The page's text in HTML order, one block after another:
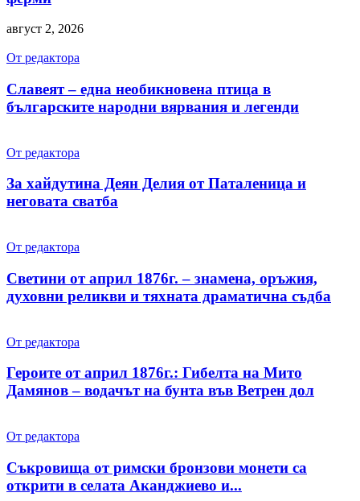
август 2, 2026
От редактора
Славеят – една необикновена птица в
българските народни вярвания и легенди
От редактора
За хайдутина Деян Делия от Паталеница и
неговата сватба
От редактора
Светини от април 1876г. – знамена, оръжия,
духовни реликви и тяхната драматична съдба
От редактора
Героите от април 1876г.: Гибелта на Мито
Дамянов – водачът на бунта във Ветрен дол
От редактора
Съкровища от римски бронзови монети са
открити в селата Аканджиево и...